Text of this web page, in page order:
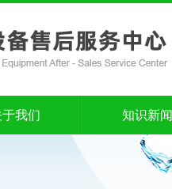
于我们 知识新闻